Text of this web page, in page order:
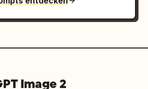
Zeigen Sie links ein Level-
„Acheter XP“ mit
Zeigen
Image 2